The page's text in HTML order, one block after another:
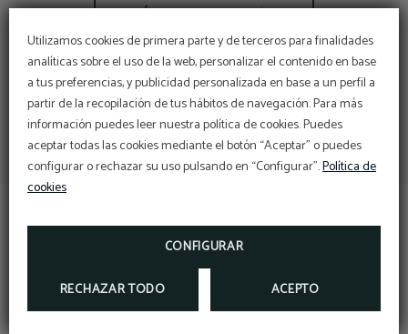
Utilizamos cookies de primera parte y de terceros para finalidades
analíticas sobre el uso de la web, personalizar el contenido en base
a tus preferencias, y publicidad personalizada en base a un perfil a
partir de la recopilación de tus hábitos de navegación. Para más
información puedes leer nuestra política de cookies. Puedes
aceptar todas las cookies mediante el botón “Aceptar” o puedes
configurar o rechazar su uso pulsando en “Configurar”.Política de
cookies
CONFIGURAR
RECHAZAR TODO ACEPTO
CONTACTO
Completa tu estancia con
un momento para ti.
Ahora, como huésped del Hotel Salymar, puedes
RESERVAR
Tarifa corporativa
EMPRESA!
ESCRÍBENOS A